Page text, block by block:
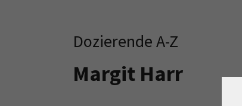
Dozierende A-Z
Margit Harr